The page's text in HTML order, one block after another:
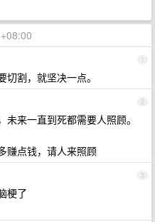
1
割，就坚决一点。
2
来一直到死都需要人照顾。
赚点钱，请人来照顾
3
梗了